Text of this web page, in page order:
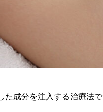
成分を注入する治療法で